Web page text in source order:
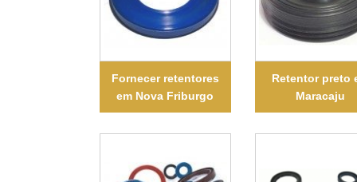
Fornecer retentores
em Nova Friburgo
Retentor preto
Maracaju